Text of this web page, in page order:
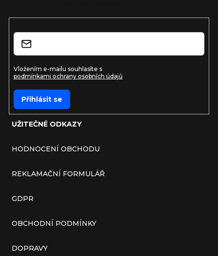
UŽITEČNÉ ODKAZY
HODNOCENÍ OBCHODU
REKLAMAČNÍ FORMULÁŘ
GDPR
OBCHODNÍ PODMÍNKY
DOPRAVY
Vložením e-mailu souhlasíte s
podmínkami ochrany osobních údajů
Přihlásit se